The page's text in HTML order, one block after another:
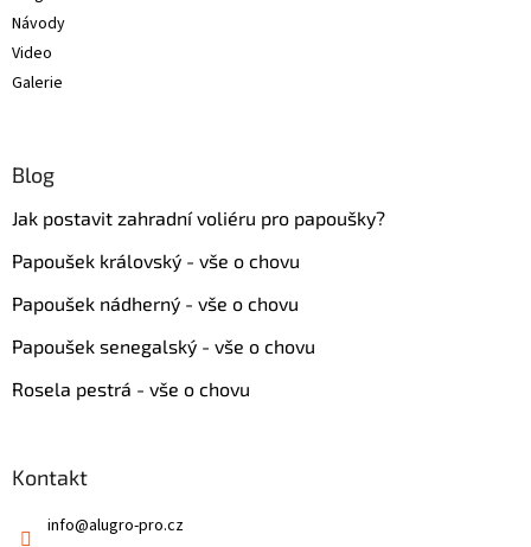
Návody
Video
Galerie
Blog
Jak postavit zahradní voliéru pro papoušky?
Papoušek královský - vše o chovu
Papoušek nádherný - vše o chovu
Papoušek senegalský - vše o chovu
Rosela pestrá - vše o chovu
Kontakt
info@alugro-pro.cz